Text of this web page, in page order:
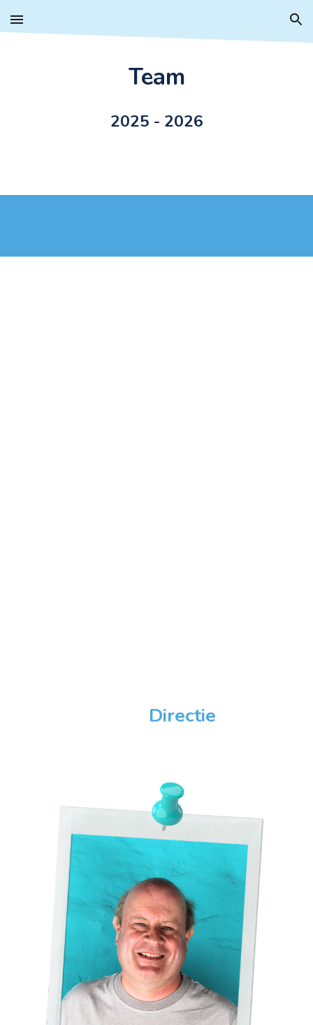
Skip to main content Skip to navigation
Team
2025 - 2026
Directie